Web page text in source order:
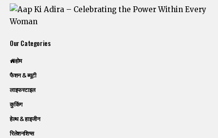
Our Categories
होम
फैशन & ब्यूटी
लाइफस्टाइल
कुकिंग
हेल्थ & हाइजीन
रिलेशनशिप्स